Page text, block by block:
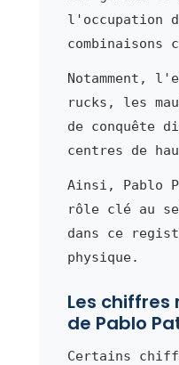
l'occupation
combinaisons
Notamment,
rucks, les
de conquête
centres de
Ainsi, Pablo
rôle clé au
dans ce
physique.
Les
de Pablo
Certains